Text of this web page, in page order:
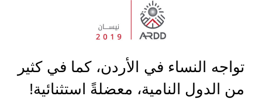
تواجه النساء في الأردن، كما في كثير
من الدول النامية، معضلةً استثنائية!